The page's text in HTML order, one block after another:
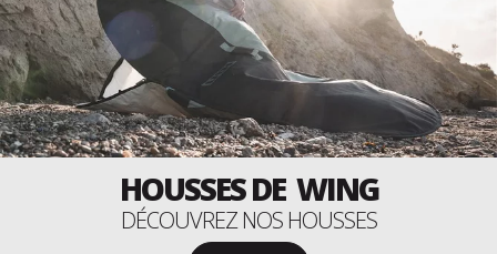
HOUSSES DE WING
DÉCOUVREZ NOS HOUSSES